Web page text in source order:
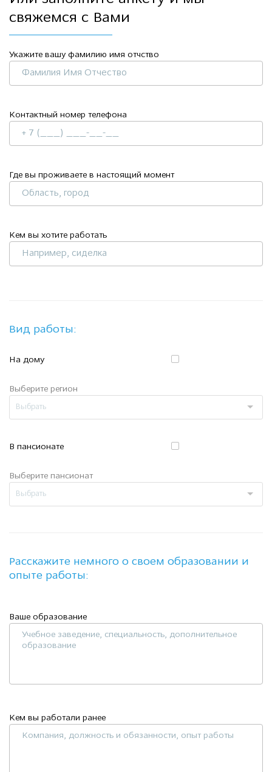
свяжемся с Вами
Укажите вашу фамилию имя отчство
Контактный номер телефона
Где вы проживаете в настоящий момент
Кем вы хотите работать
Вид работы:
На дому
Выберите регион
В пансионате
Выберите пансионат
Расскажите немного о своем образовании и
опыте работы:
Ваше образование
Кем вы работали ранее